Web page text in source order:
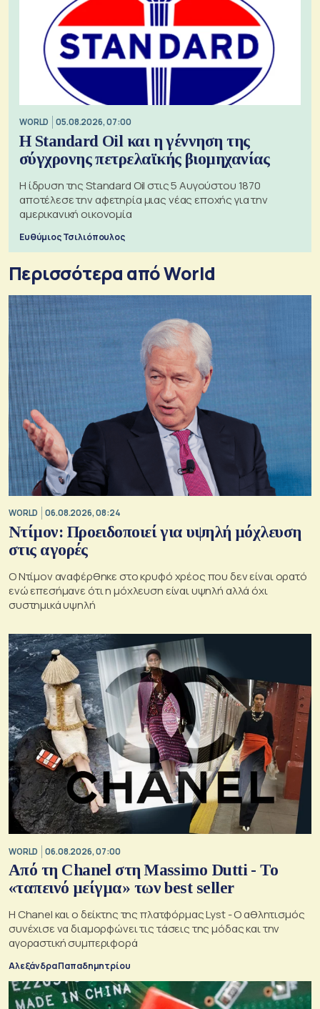
WORLD 05.08.2026, 07:00
Η Standard Oil και η γέννηση της
σύγχρονης πετρελαϊκής βιομηχανίας
Η ίδρυση της Standard Oil στις 5 Αυγούστου 1870
αποτέλεσε την αφετηρία μιας νέας εποχής για την
αμερικανική οικονομία
Ευθύμιος Τσιλιόπουλος
Περισσότερα από World
WORLD 06.08.2026, 08:24
Ντίμον: Προειδοποιεί για υψηλή μόχλευση
στις αγορές
Ο Ντίμον αναφέρθηκε στο κρυφό χρέος που δεν είναι ορατό
ενώ επεσήμανε ότι η μόχλευση είναι υψηλή αλλά όχι
συστημικά υψηλή
WORLD 06.08.2026, 07:00
Από τη Chanel στη Massimo Dutti - Το
«ταπεινό μείγμα» των best seller
Η Chanel και ο δείκτης της πλατφόρμας Lyst - Ο αθλητισμός
συνέχισε να διαμορφώνει τις τάσεις της μόδας και την
αγοραστική συμπεριφορά
Αλεξάνδρα Παπαδημητρίου